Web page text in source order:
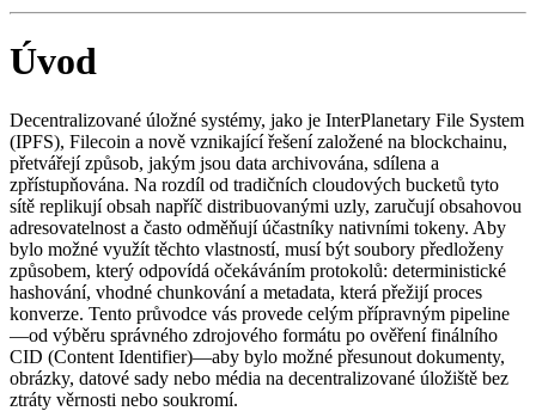
Úvod
Decentralizované úložné systémy, jako je InterPlanetary File System
(IPFS), Filecoin a nově vznikající řešení založené na blockchainu,
přetvářejí způsob, jakým jsou data archivována, sdílena a
zpřístupňována. Na rozdíl od tradičních cloudových bucketů tyto
sítě replikují obsah napříč distribuovanými uzly, zaručují obsahovou
adresovatelnost a často odměňují účastníky nativními tokeny. Aby
bylo možné využít těchto vlastností, musí být soubory předloženy
způsobem, který odpovídá očekáváním protokolů: deterministické
hashování, vhodné chunkování a metadata, která přežijí proces
konverze. Tento průvodce vás provede celým přípravným pipeline
—od výběru správného zdrojového formátu po ověření finálního
CID (Content Identifier)—aby bylo možné přesunout dokumenty,
obrázky, datové sady nebo média na decentralizované úložiště bez
ztráty věrnosti nebo soukromí.